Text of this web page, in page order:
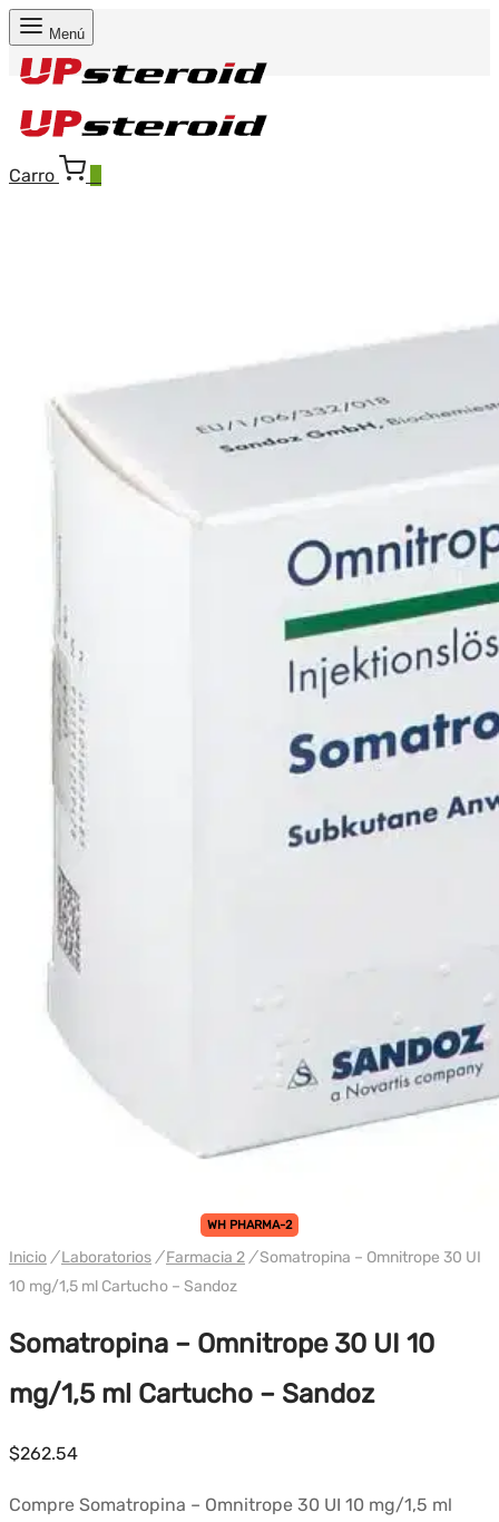
Menú
Carro
WH PHARMA-2
Inicio / Laboratorios / Farmacia 2 /Somatropina – Omnitrope 30 UI
10 mg/1,5 ml Cartucho – Sandoz
Somatropina – Omnitrope 30 UI 10
mg/1,5 ml Cartucho – Sandoz
$262.54
Compre Somatropina – Omnitrope 30 UI 10 mg/1,5 ml